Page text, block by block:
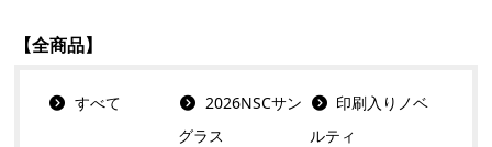
【全商品】
すべて
2026NSCサン
グラス
印刷入りノベ
ルティ